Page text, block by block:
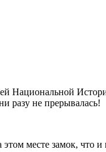
Национальной
разу не прерывалась!
месте замок, что